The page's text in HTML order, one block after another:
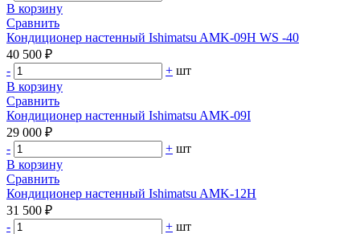
В корзину
Сравнить
Кондиционер настенный Ishimatsu AMK-09H WS -40
40 500 ₽
-
+ шт
В корзину
Сравнить
Кондиционер настенный Ishimatsu AMK-09I
29 000 ₽
-
+ шт
В корзину
Сравнить
Кондиционер настенный Ishimatsu AMK-12H
31 500 ₽
-
+ шт